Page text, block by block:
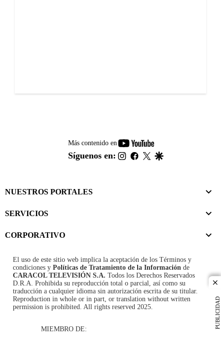
PUBLICIDAD
Más contenido en
youtube-
footer
Síguenos en: instagram
facebook
twitter
NUESTROS PORTALES
SERVICIOS
CORPORATIVO
El uso de este sitio web implica la aceptación de los Términos y
condiciones y Políticas de Tratamiento de la Información de
CARACOL TELEVISIÓN S.A. Todos los Derechos Reservados
D.R.A. Prohibida su reproducción total o parcial, así como su
traducción a cualquier idioma sin autorización escrita de su titular.
Reproduction in whole or in part, or translation without written
permission is prohibited. All rights reserved 2025.
MIEMBRO DE: